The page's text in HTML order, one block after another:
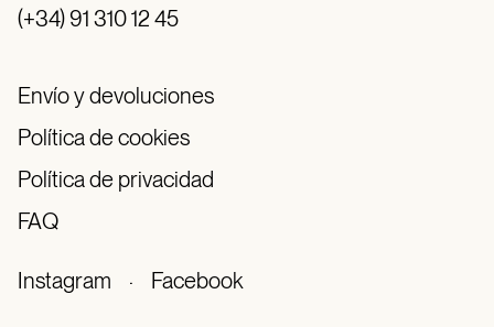
(+34) 91 310 12 45
Envío y devoluciones
Política de cookies
Política de privacidad
FAQ
Instagram · Facebook